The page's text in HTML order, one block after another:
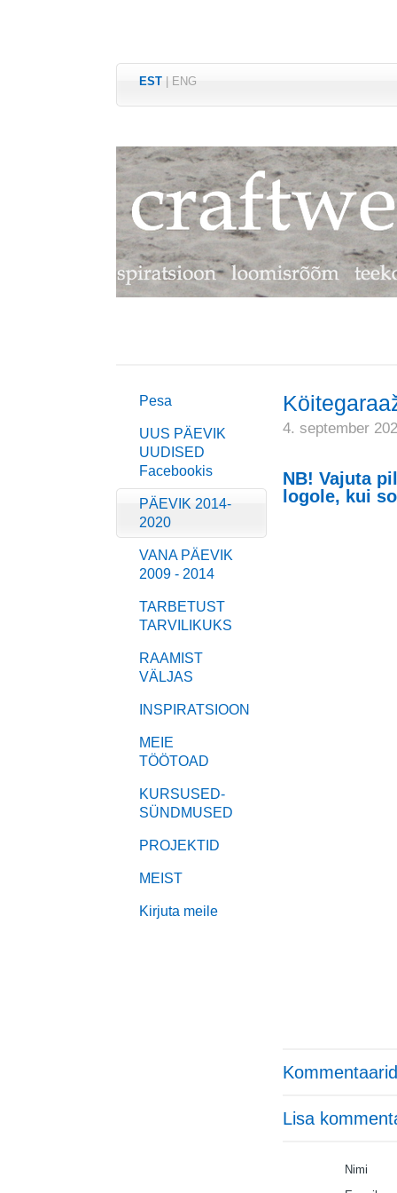
EST ENG
Pesa
UUS PÄEVIK
UUDISED
Facebookis
PÄEVIK 2014-
2020
VANA PÄEVIK
2009 - 2014
TARBETUST
TARVILIKUKS
RAAMIST
VÄLJAS
INSPIRATSIOON
MEIE
TÖÖTOAD
KURSUSED-
SÜNDMUSED
PROJEKTID
MEIST
Kirjuta meile
4. september
NB! Vajuta
logole, kui
Lisa
Nimi